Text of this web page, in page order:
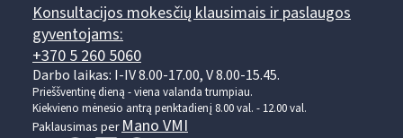
Konsultacijos mokesčių klausimais ir paslaugos
gyventojams:
+370 5 260 5060
Darbo laikas: I-IV 8.00-17.00, V 8.00-15.45.
Prieššventinę dieną - viena valanda trumpiau.
Kiekvieno mėnesio antrą penktadienį 8.00 val. - 12.00 val.
Paklausimas per Mano VMI